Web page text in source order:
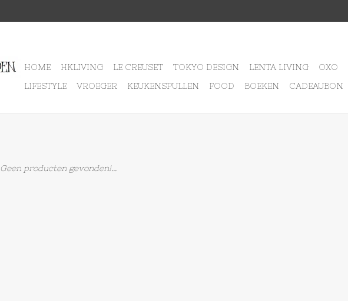
HOME HKLIVING LE CREUSET TOKYO DESIGN LENTA LIVING OXO
LIFESTYLE
VROEGER KEUKENSPULLEN FOOD BOEKEN CADEAUBON
Geen producten gevonden!...